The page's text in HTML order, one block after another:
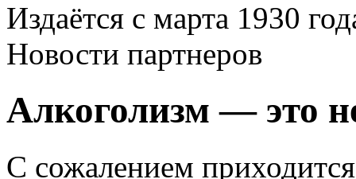
Издаётся с марта 1930
Новости партнеров
Алкоголизм — это
С сожалением приходится